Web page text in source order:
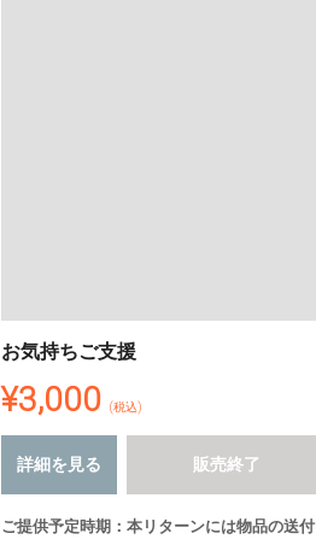
お気持ちご支援
¥3,000 (税込)
詳細を見る 販売終了
ご提供予定時期：本リターンには物品の送付